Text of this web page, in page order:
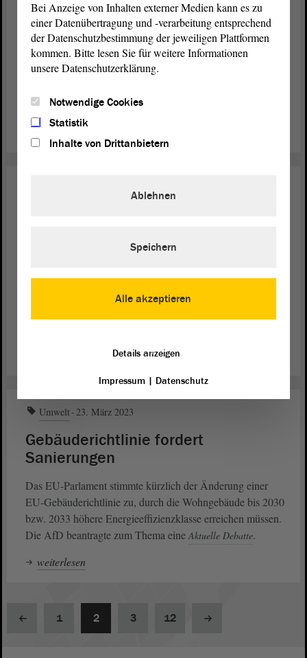
werden
Die Fraktionen von CDU, SPD und FDP haben sich mit
einemAntragfür die Förderung von Biogasanlagen in
Sachsen-Anhalt eingesetzt. Diese könnten konstant, aber
Oppositionkam Kritik.
weiterlesen
Jahren. Die nächstbeste Zeit ist jetzt!“, befindet die
Schutzgemeinschaft Deutscher Wald (SDW). Der
Umwelt 23. März 2023
Gebäuderichtlinie fordert
Sanierungen
Das EU-Parlament stimmte kürzlich der Änderung einer
EU-Gebäuderichtlinie zu, durch die Wohngebäude bis 2030
bzw. 2033 höhere Energieeffizienzklasse erreichen müssen.
Die AfD beantragte zum Thema eine Aktuelle Debatte.
weiterlesen
1 2 3 12
Bei Anzeige von Inhalten externer Medien kann es zu
einer Datenübertragung und -verarbeitung entsprechend
der Datenschutzbestimmung der jeweiligen Plattformen
kommen. Bitte lesen Sie für weitere Informationen
unsere Datenschutzerklärung.
Notwendige Cookies
Statistik
Inhalte von Drittanbietern
Alle akzeptieren
Ablehnen
Speichern
Details anzeigen
Impressum| Datenschutz